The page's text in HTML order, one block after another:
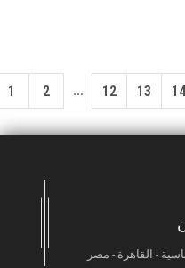
1 2 ... 12 13 14
- القاهرة - مصر